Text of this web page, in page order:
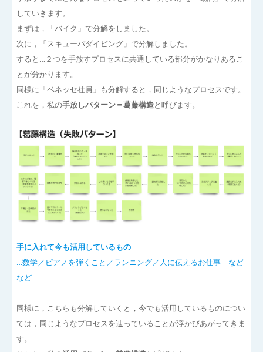
していきます。
まずは，「バイク」で分解をしました。
次に，「スキューバダイビング」で分解しました。
すると…２つを手放すプロセスに共通している部分がかなりあるこ
とが分かります。
同様に「ベネッセ社員」も分解すると，同じようなプロセスです。
これを，私の手放しパターン＝葛藤構造と呼びます。
手に入れて今も活用しているもの
…数学／ピアノを弾くこと／ランニング／人に伝えるお仕事 など
など
同様に，こちらも分解していくと，今でも活用しているものについ
ては，同じようなプロセスを辿っていることが浮かびあがってきま
す。